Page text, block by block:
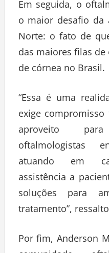
Em seguida, o
o maior desafio da
Norte: o fato de
das maiores filas
de córnea no Brasil.
“Essa é uma
exige
aproveito
oftalmologistas
atuando em
assistência a
soluções para
tratamento”,
Por fim, Anderson